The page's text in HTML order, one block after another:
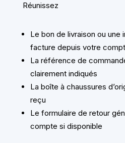
Réunissez
Le bon de livraison ou une
facture depuis votre
La référence de
clairement indiqués
La boîte à chaussures
reçu
Le formulaire de retour
compte si disponible